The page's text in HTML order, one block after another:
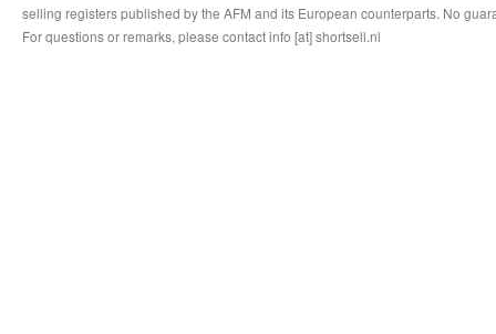
selling registers published by the AFM and its European counterparts. No
For questions or remarks, please contact info [at] shortsell.nl